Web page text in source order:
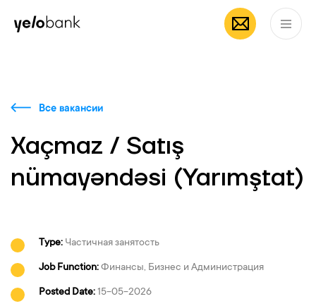
Частным лицам
Все вакансии
Xaçmaz / Satış
nümayəndəsi (Yarımştat)
Type: Частичная занятость
Job Function:Финансы, Бизнес и Администрация
Posted Date:15-05-2026